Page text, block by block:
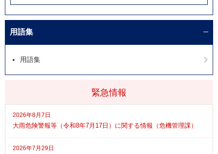
緊急情報
2026年8月7日
大雨危険警報等（令和8年7月17日）に関する情報（危機管理課）
2026年7月29日
用語集
用語集